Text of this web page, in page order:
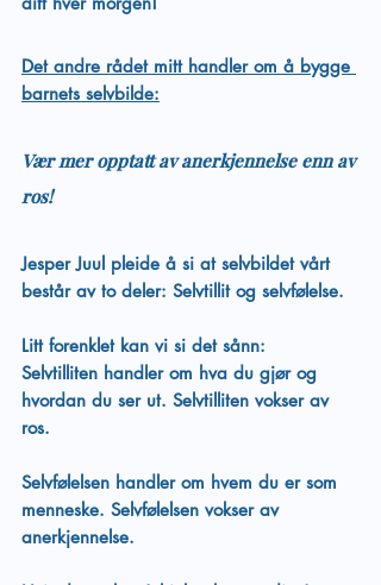
Det andre rådet mitt handler om å bygge
barnets selvbilde:
Vær mer opptatt av anerkjennelse enn av
ros!
Jesper Juul pleide å si at selvbildet vårt
består av to deler: Selvtillit og selvfølelse.
Litt forenklet kan vi si det sånn:
Selvtilliten handler om hva du gjør og
hvordan du ser ut. Selvtilliten vokser av
ros.
Selvfølelsen handler om hvem du er som
menneske. Selvfølelsen vokser av
anerkjennelse.